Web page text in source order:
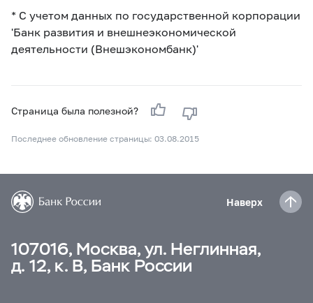
* С учетом данных по государственной корпорации
'Банк развития и внешнеэкономической
деятельности (Внешэкономбанк)'
Страница была полезной?
Последнее обновление страницы: 03.08.2015
Наверх
107016, Москва, ул. Неглинная,
д. 12, к. В, Банк России